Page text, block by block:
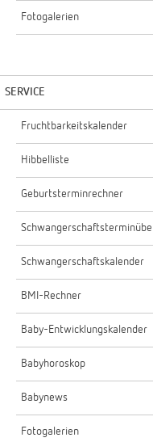
Fotogalerien
SERVICE
Fruchtbarkeitskalender
Hibbelliste
Geburtsterminrechner
Schwangerschaftskalender
BMI-Rechner
Baby-Entwicklungskalender
Babyhoroskop
Babynews
Fotogalerien